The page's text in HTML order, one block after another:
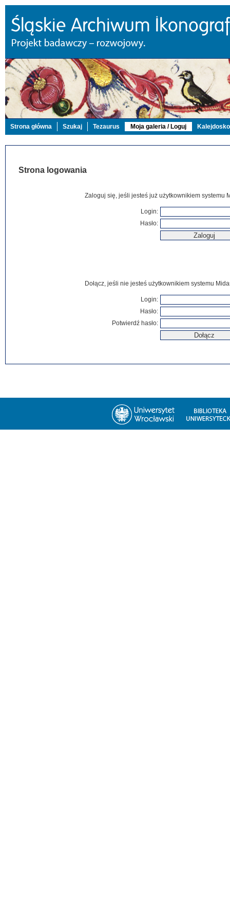
Strona główna Szukaj Tezaurus Moja galeria / Loguj
Strona logowania
Zaloguj się, jeśli jesteś już użytkownikiem systemu
Login:
Hasło:
Dołącz, jeśli nie jesteś użytkownikiem systemu
Login:
Hasło:
Potwierdź hasło: